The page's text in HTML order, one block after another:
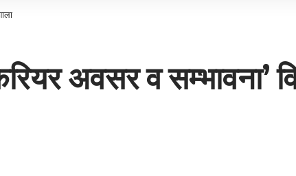
अवसर व सम्भावना’